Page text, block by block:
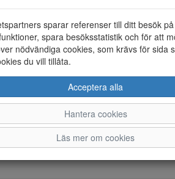
sparar referenser till ditt besök
spara besöksstatistik och för att
nödvändiga cookies, som krävs för sida
du vill tillåta.
Acceptera alla
Hantera cookies
Läs mer om cookies